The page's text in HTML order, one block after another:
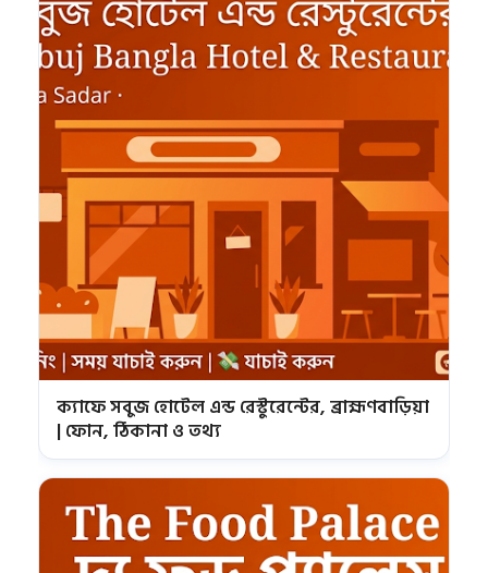
ক্যাফে সবুজ হোটেল এন্ড রেস্টুরেন্টের, ব্রাহ্মণবাড়িয়া
| ফোন, ঠিকানা ও তথ্য